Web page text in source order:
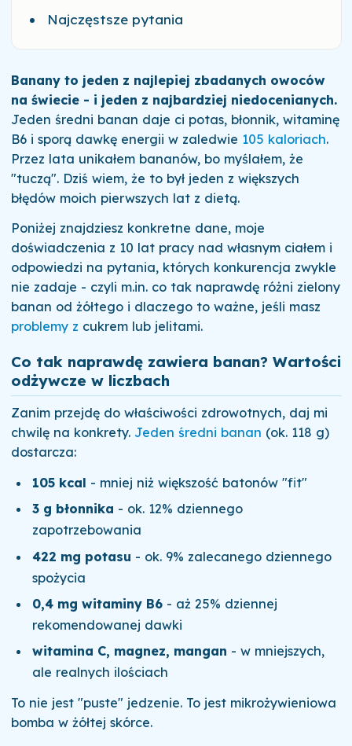
Najczęstsze pytania
Banany to jeden z najlepiej zbadanych owoców
na świecie - i jeden z najbardziej niedocenianych.
Jeden średni banan daje ci potas, błonnik, witaminę
B6 i sporą dawkę energii w zaledwie 105 kaloriach.
Przez lata unikałem bananów, bo myślałem, że
"tuczą". Dziś wiem, że to był jeden z większych
błędów moich pierwszych lat z dietą.
Poniżej znajdziesz konkretne dane, moje
doświadczenia z 10 lat pracy nad własnym ciałem i
odpowiedzi na pytania, których konkurencja zwykle
nie zadaje - czyli m.in. co tak naprawdę różni zielony
banan od żółtego i dlaczego to ważne, jeśli masz
problemy z cukrem lub jelitami.
Co tak naprawdę zawiera banan? Wartości
odżywcze w liczbach
Zanim przejdę do właściwości zdrowotnych, daj mi
chwilę na konkrety. Jeden średni banan (ok. 118 g)
dostarcza:
105 kcal - mniej niż większość batonów "fit"
3 g błonnika - ok. 12% dziennego
zapotrzebowania
422 mg potasu - ok. 9% zalecanego dziennego
spożycia
0,4 mg witaminy B6 - aż 25% dziennej
rekomendowanej dawki
witamina C, magnez, mangan - w mniejszych,
ale realnych ilościach
To nie jest "puste" jedzenie. To jest mikrożywieniowa
bomba w żółtej skórce.